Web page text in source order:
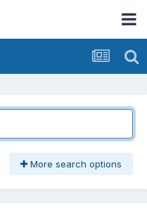
More search options